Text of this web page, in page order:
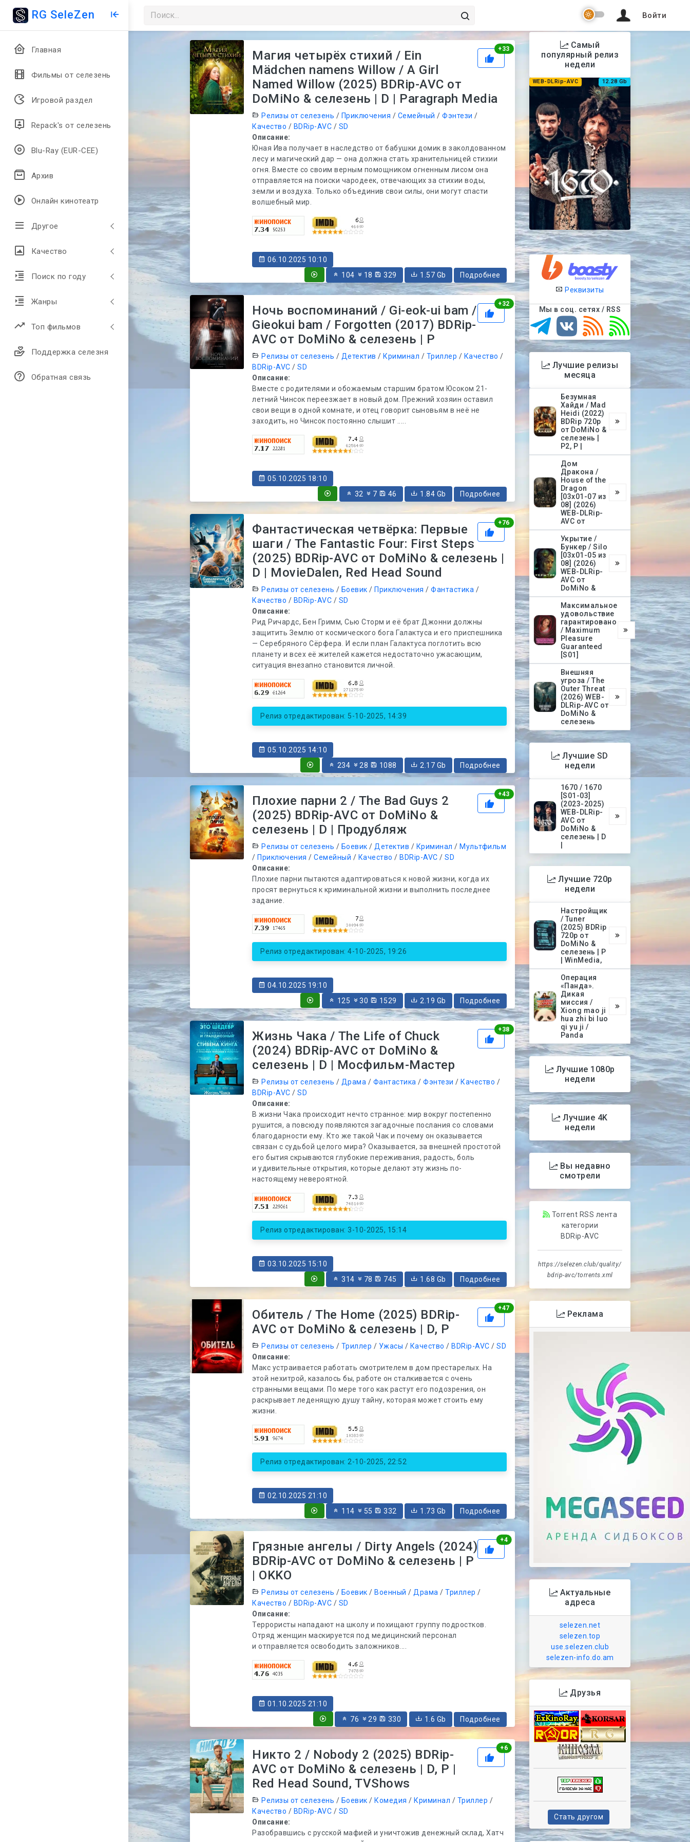
RG SeleZen
Главная
Фильмы от селезень
Игровой раздел
Repack's от селезень
Blu-Ray (EUR-CEE)
Архив
Онлайн кинотеатр
Другое
Качество
Поиск по году
Жанры
Топ фильмов
Поддержка селезня
Обратная связь
Войти
+33Рейтинг
Магия четырёх стихий / Ein
Mädchen namens Willow / A Girl
Named Willow (2025) BDRip-AVC от
DoMiNo & селезень | D | Paragraph Media
Релизы от селезень / Приключения / Семейный /Фэнтези /
Качество / BDRip-AVC / SD
Описание:
Юная Ива получает в наследство от бабушки домик в заколдованном
лесу и магический дар — она должна стать хранительницей стихии
огня. Вместе со своим верным помощником огненным лисом она
отправляется на поиски чародеек, отвечающих за стихии воды,
земли и воздуха. Только объединив свои силы, они могут спасти
волшебный мир.
06.10.2025 10:10
104
18 329 1.57 Gb Подробнее
+32Рейтинг
Ночь воспоминаний / Gi-eok-ui bam /
Gieokui bam / Forgotten (2017) BDRip-
AVC от DoMiNo & селезень | P
Релизы от селезень / Детектив /Криминал / Триллер / Качество /
BDRip-AVC /SD
Описание:
Вместе с родителями и обожаемым старшим братом Юсоком 21-
летний Чинсок переезжает в новый дом. Прежний хозяин оставил
свои вещи в одной комнате, и отец говорит сыновьям в неё не
заходить, но Чинсок постоянно слышит .....
05.10.2025 18:10
32
7 46 1.84 Gb Подробнее
+76Рейтинг
Фантастическая четвёрка: Первые
шаги / The Fantastic Four: First Steps
(2025) BDRip-AVC от DoMiNo & селезень |
D | MovieDalen, Red Head Sound
Релизы от селезень / Боевик /Приключения /Фантастика /
Качество / BDRip-AVC / SD
Описание:
Рид Ричардс, Бен Гримм, Сью Сторм и её брат Джонни должны
защитить Землю от космического бога Галактуса и его приспешника
— Серебряного Сёрфера. И если план Галактуса поглотить всю
планету и всех её жителей кажется недостаточно ужасающим,
ситуация внезапно становится личной.
Релиз отредактирован: 5-10-2025, 14:39
05.10.2025 14:10
234
28 1088 2.17 Gb Подробнее
+43Рейтинг
Плохие парни 2 / The Bad Guys 2
(2025) BDRip-AVC от DoMiNo &
селезень | D | Продубляж
Релизы от селезень / Боевик / Детектив / Криминал /Мультфильм
/Приключения /Семейный / Качество /BDRip-AVC /SD
Описание:
Плохие парни пытаются адаптироваться к новой жизни, когда их
просят вернуться к криминальной жизни и выполнить последнее
задание.
Релиз отредактирован: 4-10-2025, 19:26
04.10.2025 19:10
125
30 1529 2.19 Gb Подробнее
+38Рейтинг
Жизнь Чака / The Life of Chuck
(2024) BDRip-AVC от DoMiNo &
селезень | D | Мосфильм-Мастер
Релизы от селезень / Драма / Фантастика /Фэнтези /Качество /
BDRip-AVC /SD
Описание:
В жизни Чака происходит нечто странное: мир вокруг постепенно
рушится, а повсюду появляются загадочные послания со словами
благодарности ему. Кто же такой Чак и почему он оказывается
связан с судьбой целого мира? Оказывается, за внешней простотой
его бытия скрываются глубокие переживания, радость, боль
и удивительные открытия, которые делают эту жизнь по-
настоящему невероятной.
Релиз отредактирован: 3-10-2025, 15:14
03.10.2025 15:10
314
78 745 1.68 Gb Подробнее
+47Рейтинг
Обитель / The Home (2025) BDRip-
AVC от DoMiNo & селезень | D, P
Релизы от селезень / Триллер / Ужасы / Качество /BDRip-AVC /SD
Описание:
Макс устраивается работать смотрителем в дом престарелых. На
этой нехитрой, казалось бы, работе он сталкивается с очень
странными вещами. По мере того как растут его подозрения, он
раскрывает леденящую душу тайну, которая может стоить ему
жизни.
Релиз отредактирован: 2-10-2025, 22:52
02.10.2025 21:10
114
55 332 1.73 Gb Подробнее
+4Рейтинг
Грязные ангелы / Dirty Angels (2024)
BDRip-AVC от DoMiNo & селезень | P
| OKKO
Релизы от селезень / Боевик /Военный / Драма /Триллер /
Качество / BDRip-AVC / SD
Описание:
Террористы нападают на школу и похищают группу подростков.
Отряд женщин маскируется под медицинский персонал
и отправляется освободить заложников....
01.10.2025 21:10
76
29 330 1.6 Gb Подробнее
+6Рейтинг
Никто 2 / Nobody 2 (2025) BDRip-
AVC от DoMiNo & селезень | D, P |
Red Head Sound, TVShows
Релизы от селезень / Боевик /Комедия /Криминал / Триллер /
Качество / BDRip-AVC / SD
Описание:
Разобравшись с русской мафией и уничтожив денежный склад, Хатч
Самый
популярный релиз
недели
WEB-DLRip-AVC 12.28 Gb
Реквизиты
Мы в соц. сетях / RSS
Лучшие релизы
месяца
Безумная
Хайди / Mad
Heidi (2022)
BDRip 720p
от DoMiNo &
селезень |
P2, P |
Дом
Дракона /
House of the
Dragon
[03х01-07 из
08] (2026)
WEB-DLRip-
AVC от
Укрытие /
Бункер / Silo
[03х01-05 из
08] (2026)
WEB-DLRip-
AVC от
DoMiNo &
Максимальное
удовольствие
гарантировано
/ Maximum
Pleasure
Guaranteed
[S01]
Внешняя
угроза / The
Outer Threat
(2026) WEB-
DLRip-AVC от
DoMiNo &
селезень
Лучшие SD
недели
1670 / 1670
[S01-03]
(2023-2025)
WEB-DLRip-
AVC от
DoMiNo &
селезень | D
Лучшие 720p
недели
Настройщик
/ Tuner
(2025) BDRip
720p от
DoMiNo &
селезень | P
| WinMedia,
Операция
«Панда».
Дикая
миссия /
Xiong mao ji
hua zhi bi luo
qi yu ji /
Panda
Лучшие 1080p
недели
Лучшие 4K
недели
Вы недавно
смотрели
Torrent RSS лента
категории
BDRip-AVC
https://selezen.club/quality/
bdrip-avc/torrents.xml
Реклама
Актуальные
адреса
selezen.net
selezen.top
use.selezen.club
selezen-info.do.am
Друзья
Стать другом